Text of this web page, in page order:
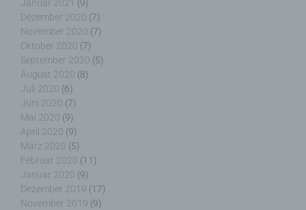
Januar 2021 (9)
Dezember 2020 (7)
November 2020 (7)
Oktober 2020 (7)
September 2020 (5)
August 2020 (8)
Juli 2020 (6)
Juni 2020 (7)
Mai 2020 (9)
April 2020 (9)
März 2020 (5)
Februar 2020 (11)
Januar 2020 (9)
Dezember 2019 (17)
November 2019 (9)
Verantwortlicher oder für die Verarbeitung
Verantwortlicher ist die natürliche oder juristische
Person, Behörde, Einrichtung oder andere Stelle,
die allein oder gemeinsam mit anderen über die
Zwecke und Mittel der Verarbeitung von
personenbezogenen Daten entscheidet. Sind die
Zwecke und Mittel dieser Verarbeitung durch das
Unionsrecht oder das Recht der Mitgliedstaaten
vorgegeben, so kann der Verantwortliche
beziehungsweise können die bestimmten Kriterien
seiner Benennung nach dem Unionsrecht oder
dem Recht der Mitgliedstaaten vorgesehen
werden.